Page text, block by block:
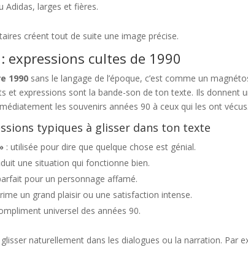
Adidas, larges et fières.
créent tout de suite une image précise.
expressions cultes de 1990
1990 sans le langage de l’époque, c’est comme un
et expressions sont la bande-son de ton texte. Ils donnent
les souvenirs années 90 à ceux qui les ont vécus.
typiques à glisser dans ton texte
: utilisée pour dire que quelque chose est génial.
une situation qui fonctionne bien.
pour un personnage affamé.
un grand plaisir ou une satisfaction intense.
universel des années 90.
naturellement dans les dialogues ou la narration. Par